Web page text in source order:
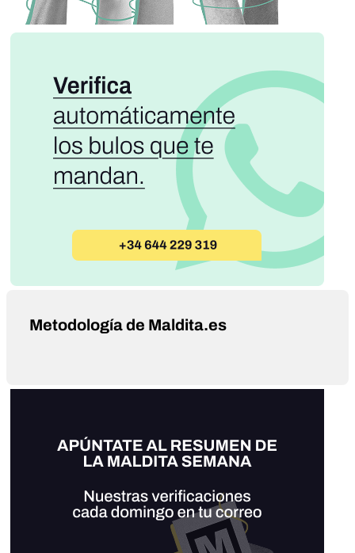
Metodología de Maldita.es